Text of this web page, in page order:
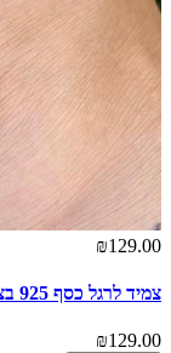
₪129.00
צמיד לרגל כסף 925 בציפוי רוז גולד זרקונים ירוקים נופלים
₪129.00